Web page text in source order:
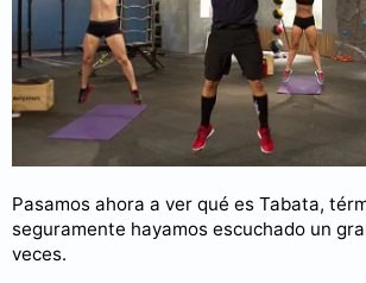
Pasamos ahora a ver qué es Tabata,
seguramente hayamos escuchado un
veces.